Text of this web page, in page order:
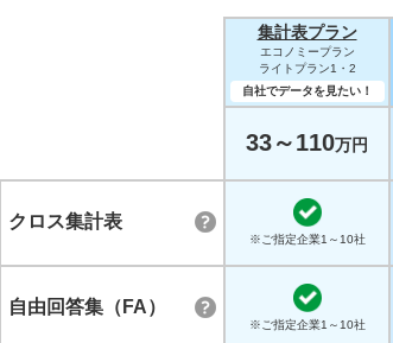
集計表プラン
エコノミープラン
ライトプラン1・2
自社でデータを見たい！
33～110万円
クロス集計表
※ご指定企業1～10社
自由回答集（FA）
※ご指定企業1～10社